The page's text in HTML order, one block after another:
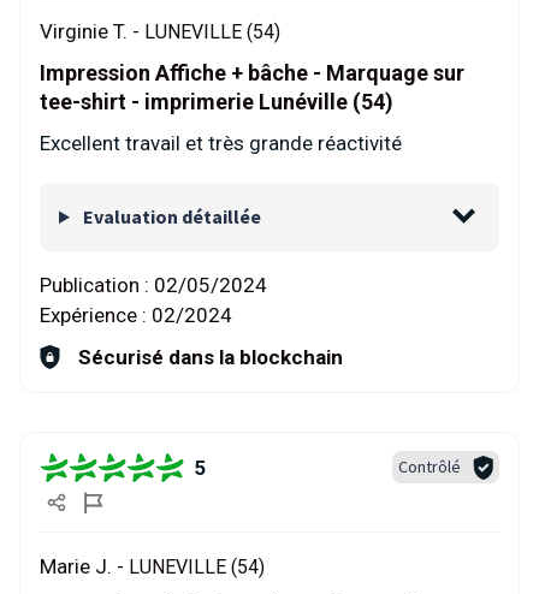
Virginie T. - LUNEVILLE (54)
Impression Affiche + bâche - Marquage sur
tee-shirt - imprimerie Lunéville (54)
Excellent travail et très grande réactivité
Evaluation détaillée
Publication : 02/05/2024
Expérience : 02/2024
Sécurisé dans la blockchain
5 Contrôlé
Marie J. - LUNEVILLE (54)